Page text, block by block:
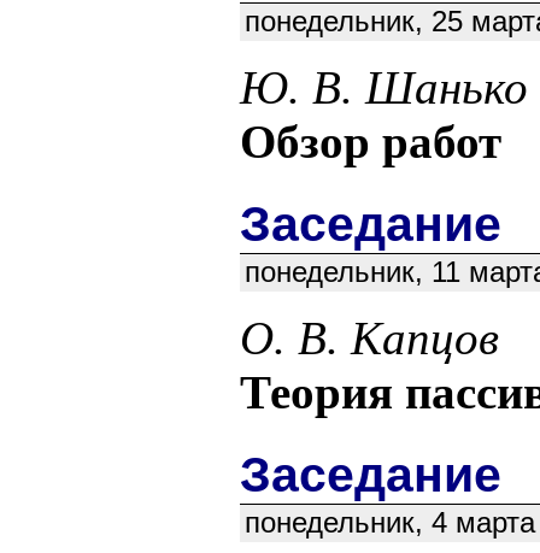
понедельник, 25
Ю. В. Шанько
Обзор работ
Заседание
понедельник, 11
О. В. Капцов
Теория
Заседание
понедельник, 4